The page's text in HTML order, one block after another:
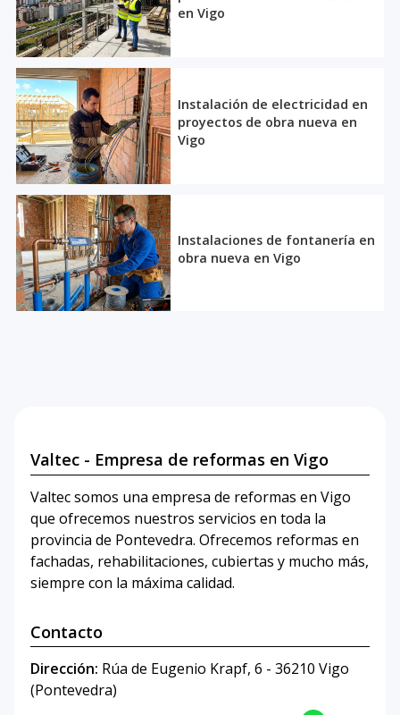
Fachadas, cubiertas y terrazas
Obra nueva
Reformas en pisos y locales
en Vigo
Instalación de electricidad en
proyectos de obra nueva en
Vigo
Instalaciones de fontanería en
obra nueva en Vigo
Valtec - Empresa de reformas en Vigo
Valtec somos una empresa de reformas en Vigo
que ofrecemos nuestros servicios en toda la
provincia de Pontevedra. Ofrecemos reformas en
fachadas, rehabilitaciones, cubiertas y mucho más,
siempre con la máxima calidad.
Contacto
Dirección: Rúa de Eugenio Krapf, 6 - 36210 Vigo
(Pontevedra)